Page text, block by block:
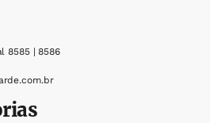
8585 | 8586